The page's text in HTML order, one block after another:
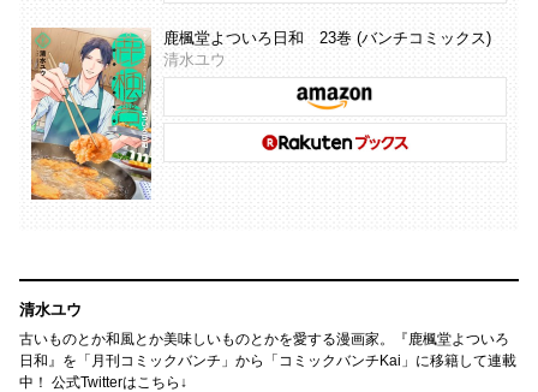
鹿楓堂よついろ日和 23巻 (バンチコミックス)
清水ユウ
清水ユウ
古いものとか和風とか美味しいものとかを愛する漫画家。『鹿楓堂よついろ
日和』を「月刊コミックバンチ」から「コミックバンチKai」に移籍して連載
中！ 公式Twitterはこちら↓